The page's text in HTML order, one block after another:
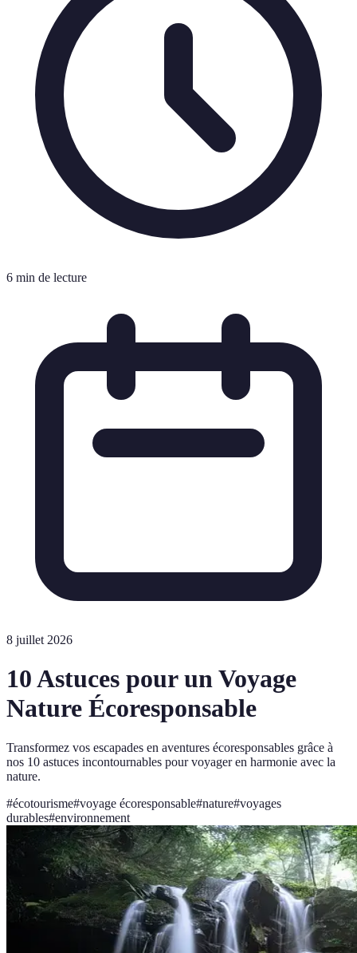
6 min de lecture
8 juillet 2026
10 Astuces pour un Voyage
Nature Écoresponsable
Transformez vos escapades en aventures écoresponsables grâce à
nos 10 astuces incontournables pour voyager en harmonie avec la
nature.
#écotourisme#voyage écoresponsable#nature#voyages
durables#environnement